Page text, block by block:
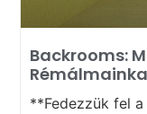
Backrooms:
**Fedezzük fel